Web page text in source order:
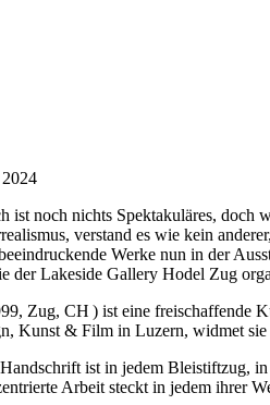
ist noch nichts Spektakuläres, doch
verstand es wie kein
Werke nun in der
der Lakeside Gallery Hodel Zug
Zug, CH ) ist eine freischaffende
Kunst & Film in Luzern, widmet
ist in jedem Bleistiftzug,
Arbeit steckt in jedem ihrer